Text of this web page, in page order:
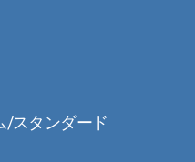
/スタンダード